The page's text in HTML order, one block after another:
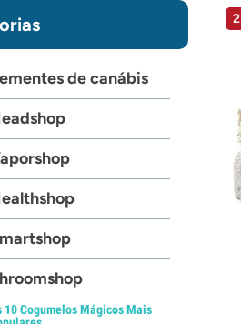
de canábis
10 Cogumelos Mágicos Mais